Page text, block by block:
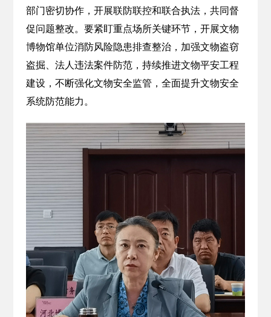
部门密切协作，开展联防联控和联合执法，共同督
促问题整改。要紧盯重点场所关键环节，开展文物
博物馆单位消防风险隐患排查整治，加强文物盗窃
盗掘、法人违法案件防范，持续推进文物平安工程
建设，不断强化文物安全监管，全面提升文物安全
系统防范能力。